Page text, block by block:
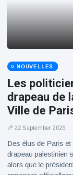
NOUVELLES
Les
drapeau de
Ville de
22 September 2025
Des élus de Paris
drapeau palestinien
alors que le